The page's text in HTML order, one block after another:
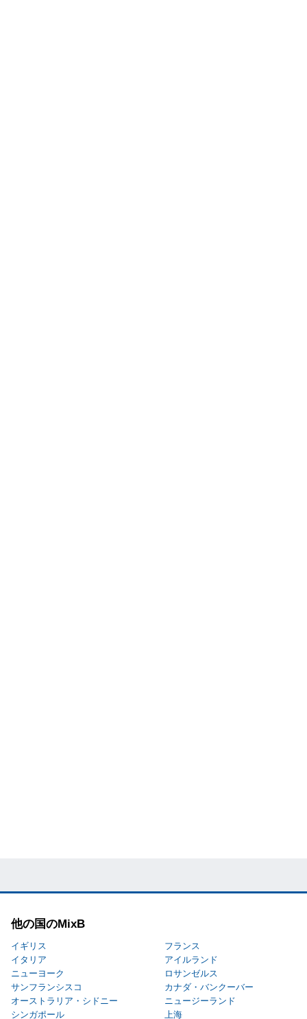
他の国のMixB
イギリス
フランス
イタリア
アイルランド
ニューヨーク
ロサンゼルス
サンフランシスコ
カナダ・バンクーバー
オーストラリア・シドニー
ニュージーランド
シンガポール
上海